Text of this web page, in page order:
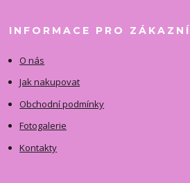
INFORMACE PRO
O nás
Jak nakupovat
Obchodní podmínky
Fotogalerie
Kontakty